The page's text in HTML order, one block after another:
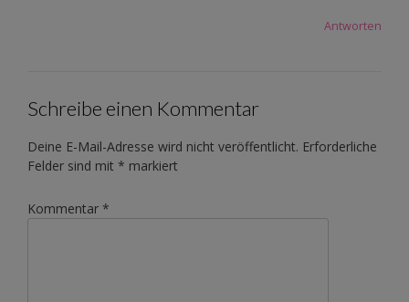
Antworten
Schreibe einen Kommentar
Deine E-Mail-Adresse wird nicht veröffentlicht. Erforderliche
Felder sind mit * markiert
Kommentar *